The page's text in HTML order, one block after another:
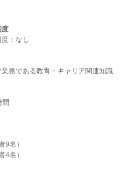
度
務である教育・キャリア関連知識
9名）